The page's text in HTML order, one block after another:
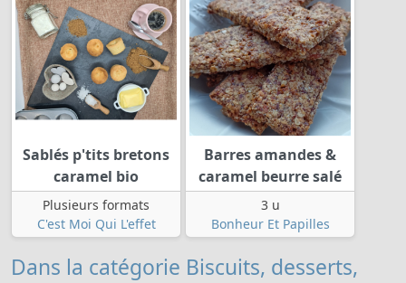
Sablés p'tits bretons
caramel bio
Plusieurs formats
C'est Moi Qui L'effet
Barres amandes &
caramel beurre salé
3 u
Bonheur Et Papilles
Dans la catégorie Biscuits, desserts,